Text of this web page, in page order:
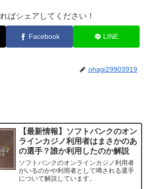
ばシェアしてください！
Facebook LINE
ohagi29903919
【最新情報】ソフトバンクのオン
ラインカジノ利用者はまさかのあ
の選手？誰か利用したのか解説
ソフトバンクのオンラインカジノ利用者
がいるのかや利用者として噂される選手
について解説しています。